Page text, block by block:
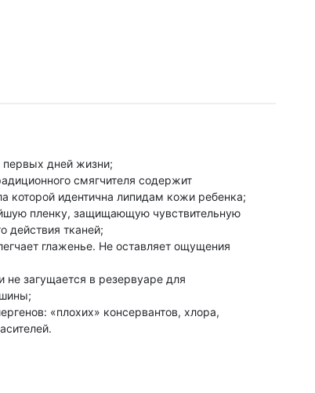
первых дней жизни;
смягчителя содержит
которой идентична липидам кожи ребенка;
пленку, защищающую чувствительную
действия тканей;
глаженье. Не оставляет ощущения
не загущается в резервуаре для
«плохих» консервантов, хлора,